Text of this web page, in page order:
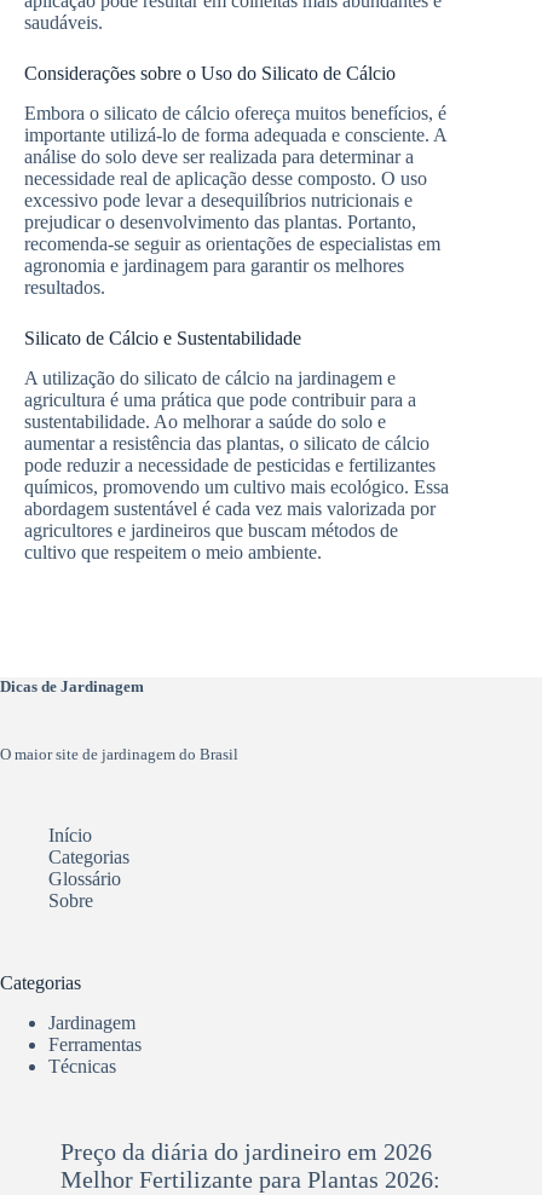
saudáveis.
Considerações sobre o Uso do Silicato de Cálcio
Embora o silicato de cálcio ofereça muitos benefícios, é
importante utilizá-lo de forma adequada e consciente. A
análise do solo deve ser realizada para determinar a
necessidade real de aplicação desse composto. O uso
excessivo pode levar a desequilíbrios nutricionais e
prejudicar o desenvolvimento das plantas. Portanto,
recomenda-se seguir as orientações de especialistas em
agronomia e jardinagem para garantir os melhores
resultados.
Silicato de Cálcio e Sustentabilidade
A utilização do silicato de cálcio na jardinagem e
agricultura é uma prática que pode contribuir para a
sustentabilidade. Ao melhorar a saúde do solo e
aumentar a resistência das plantas, o silicato de cálcio
pode reduzir a necessidade de pesticidas e fertilizantes
químicos, promovendo um cultivo mais ecológico. Essa
abordagem sustentável é cada vez mais valorizada por
agricultores e jardineiros que buscam métodos de
cultivo que respeitem o meio ambiente.
Dicas de Jardinagem
O maior site de jardinagem do Brasil
Início
Categorias
Glossário
Sobre
Categorias
Jardinagem
Ferramentas
Técnicas
Preço da diária do jardineiro em 2026
Melhor Fertilizante para Plantas 2026: